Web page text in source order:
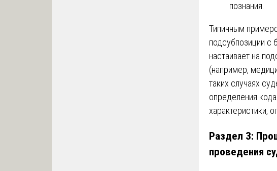
познания.
Типичным
подсубпозиции с
настаивает на
(например,
таких случаях
определения
характеристики,
Раздел 3:
проведения